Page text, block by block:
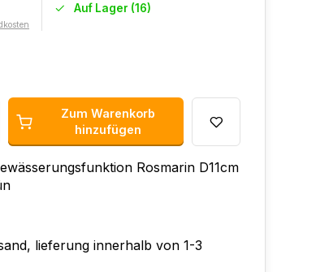
Auf Lager (16)
Zum Warenkorb
hinzufügen
Rosmarin D11cm
lieferung innerhalb von 1-3